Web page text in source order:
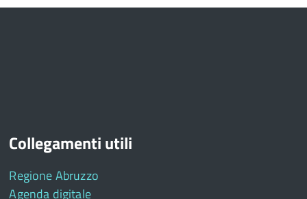
Collegamenti utili
Regione Abruzzo
Agenda digitale